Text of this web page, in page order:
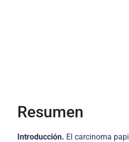
Resumen
Introducción. El carcinoma